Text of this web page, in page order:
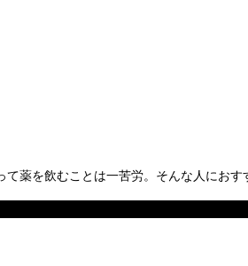
薬を飲むことは一苦労。そんな人におす